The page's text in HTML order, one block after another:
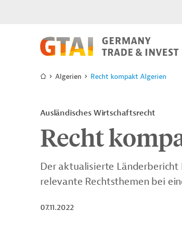
Algerien Recht kompakt Algerien
Ausländisches Wirtschaftsrecht
Recht
Der aktualisierte
relevante Rechtsthemen bei
07.11.2022